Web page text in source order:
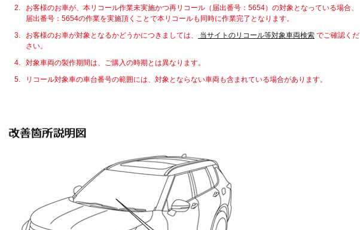
2.
お客様のお車が、本リコール作業未実施かつ再リコール（届出番号：5654）の対象となっている場合、
届出番号：5654の作業を実施頂くことで本リコールも同時に作業完了となります。
3.
お客様のお車が対象となるかどうかにつきましては、 当サイトのリコール等対象車両検索 でご確認くだ
さい。
4.
対象車両の製作期間は、ご購入の時期とは異なります。
5.
リコール対象車の車台番号の範囲には、対象とならない車両も含まれている場合があります。